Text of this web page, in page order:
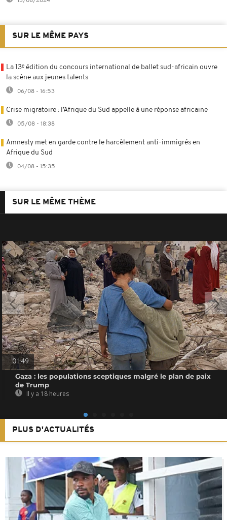
SUR LE MÊME PAYS
La 13ᵉ édition du concours international de ballet sud-africain ouvre
la scène aux jeunes talents
06/08 - 16:53
Crise migratoire : l’Afrique du Sud appelle à une réponse africaine
05/08 - 18:38
Amnesty met en garde contre le harcèlement anti-immigrés en
Afrique du Sud
04/08 - 15:35
SUR LE MÊME THÈME
01:49
Gaza : les populations sceptiques malgré le plan de paix
de Trump
Il y a 18 heures
PLUS D'ACTUALITÉS